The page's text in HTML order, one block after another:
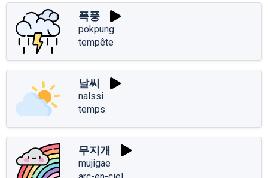
폭풍
pokpung
tempête
날씨
nalssi
temps
무지개
mujigae